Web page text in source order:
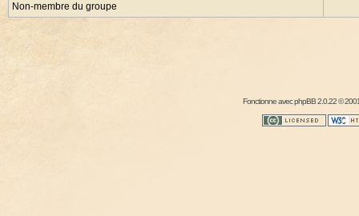
Non-membre du groupe
Fonctionne avecphpBB2.0.22 ©